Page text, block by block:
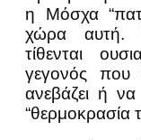
η Μόσχα
χώρα αυτή.
τίθενται
γεγονός που
ανεβάζει ή
“θερμοκρασία